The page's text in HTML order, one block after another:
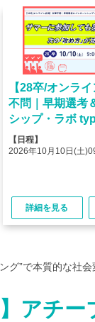
【28卒/オンラ
不問｜早期選考
シップ・ラボ
【日程】
2026年10月10日(土
詳細を見る
グ”で本質的な社
】アチ